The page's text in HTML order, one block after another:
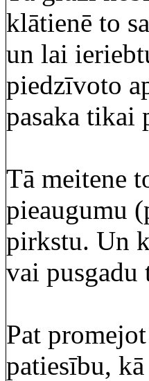
klātienē to
un lai
piedzīvoto
pasaka tikai
Tā meitene
pieaugumu
pirkstu. Un
vai pusgadu
Pat
patiesību,